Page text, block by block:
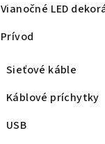
Vianočné LED
Prívod
Sieťové káble
Káblové príchytky
USB